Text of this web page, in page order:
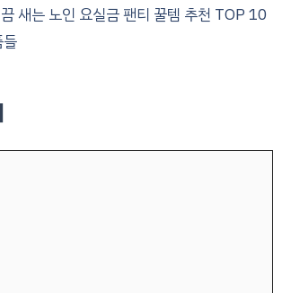
새는 노인 요실금 팬티 꿀템 추천 TOP 10